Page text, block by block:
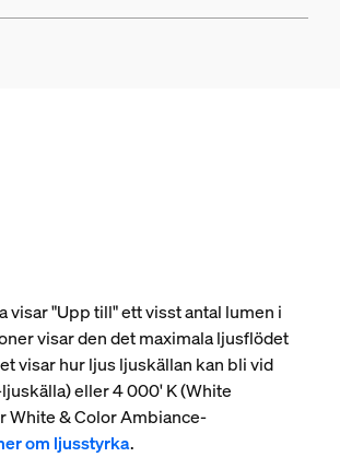
visar "Upp till" ett visst antal lumen i
visar den det maximala ljusflödet
visar hur ljus ljuskällan kan bli vid
eller 4 000' K (White
White & Color Ambiance-
om ljusstyrka.